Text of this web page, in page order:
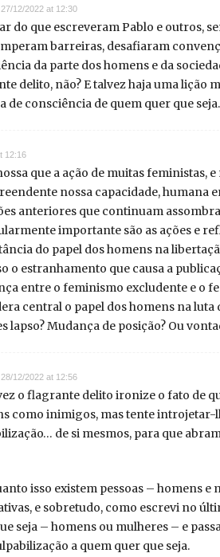
27/12/2022 at 12:30
do que escreveram Pablo e outros,
barreiras, desafiaram
da parte dos homens e da
delito, não? E talvez haja uma lição
de consciência de quem quer que seja.
12:16
que a ação de muitas feministas,
nossa capacidade, humana
anteriores que continuam
importante são as ações e
do papel dos homens na
o estranhamento que causa a
entre o feminismo excludente e o
central o papel dos homens na luta
lapso? Mudança de posição? Ou
28/12/2022 at 12:56
o flagrante delito ironize o fato de
como inimigos, mas tente introjetar-
de si mesmos, para que
isso existem pessoas – homens
e sobretudo, como escrevi no
seja – homens ou mulheres – e
a quem quer que seja.